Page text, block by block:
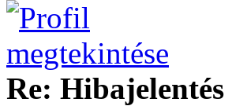
Re: